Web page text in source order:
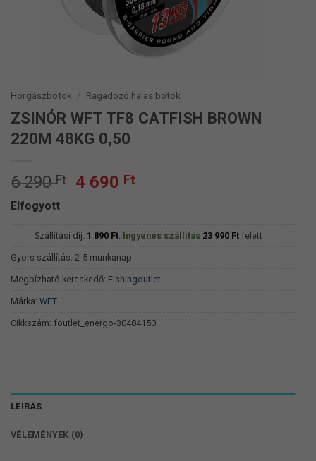
Horgászbotok / Ragadozó halas botok
ZSINÓR WFT TF8 CATFISH BROWN
220M 48KG 0,50
6 290Ft
Original
6
290 Ft.
4 690 Ft
4
Elfogyott
Szállítási díj: 1 890 Ft. Ingyenes szállítás 23 990 Ftfelett
Gyors szállítás: 2-5 munkanap
Megbízható kereskedő: Fishingoutlet
Márka: WFT
Cikkszám: foutlet_energo-30484150
LEÍRÁS
VÉLEMÉNYEK (0)